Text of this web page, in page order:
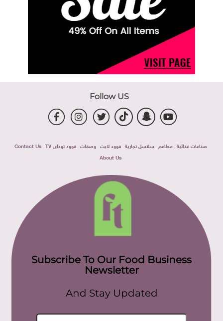
Follow US
صناعات غذائية مطاعم سلاسل تجارية فوود لايت وصفات فوود توداى TV
Contact Us
About Us
Subscribe To Our Food Business
Newsletter
And Stay Updated